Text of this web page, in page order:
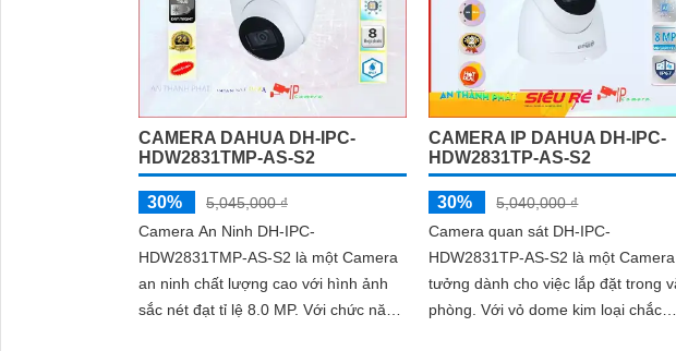
CAMERA DAHUA DH-IPC-
HDW2831TMP-AS-S2
30%
5,045,000 ₫
Camera An Ninh DH-IPC-
HDW2831TMP-AS-S2 là một Camera
an ninh chất lượng cao với hình ảnh
sắc nét đạt tỉ lệ 8.0 MP. Với chức năng
CAMERA IP DAHUA DH-IPC-
HDW2831TP-AS-S2
30%
5,040,000 ₫
Camera quan sát DH-IPC-
HDW2831TP-AS-S2 là một
tưởng dành cho việc lắp đặt trong
phòng. Với vỏ dome kim loại chắc